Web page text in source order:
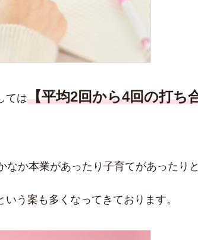
ては【平均2回から4回の打ち
なか本業があったり子育てがあったり
う案も多くなってきております。